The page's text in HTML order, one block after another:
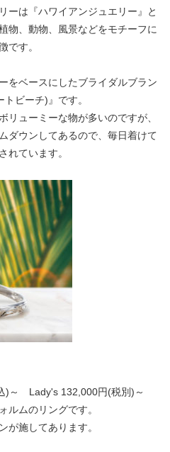
ーは『ハワイアンジュエリー』と
物、動物、風景などをモチーフに
です。
をベースにしたブライダルブラン
ビーチ)』です。
リューミーな物が多いのですが、
ダウンしてあるので、毎日着けて
れています。
)～ Lady's 132,000円(税別)～
ルムのリングです。
が施してあります。